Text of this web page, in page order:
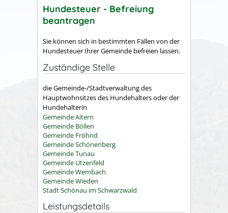
Hundesteuer - Befreiung
beantragen
Sie können sich in bestimmten Fällen von der
Hundesteuer Ihrer Gemeinde befreien lassen.
Zuständige Stelle
die Gemeinde-/Stadtverwaltung des
Hauptwohnsitzes des Hundehalters oder der
Hundehalterin
Gemeinde Aitern
Gemeinde Böllen
Gemeinde Fröhnd
Gemeinde Schönenberg
Gemeinde Tunau
Gemeinde Utzenfeld
Gemeinde Wembach
Gemeinde Wieden
Stadt Schönau im Schwarzwald
Leistungsdetails